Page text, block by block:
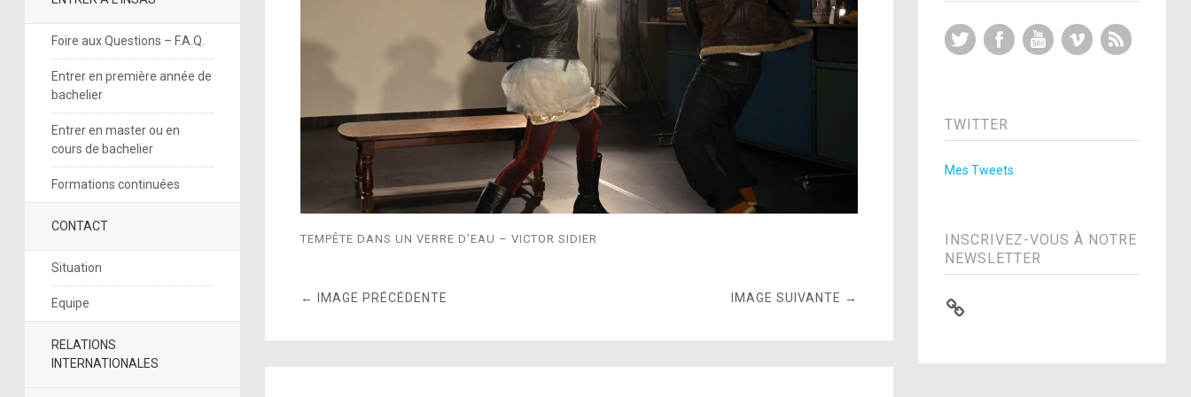
Foire aux Questions – F.A.Q.
Entrer en première année de
bachelier
Entrer en master ou en
cours de bachelier
Formations continuées
CONTACT
Situation
Equipe
RELATIONS
INTERNATIONALES
TEMPÊTE DANS UN VERRE D’EAU – VICTOR SIDIER
← IMAGE PRÉCÉDENTE IMAGE SUIVANTE →
Twitter FacebookYouTubeVimeo
TWITTER
Mes Tweets
INSCRIVEZ-VOUS À NOTRE
NEWSLETTER